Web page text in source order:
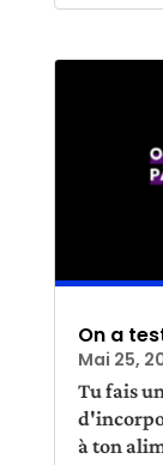
On a
Mai 25,
Tu fais
à ton